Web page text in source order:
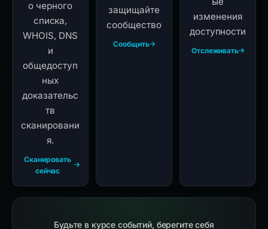
о черного
списка,
WHOIS, DNS
и
общедоступ
ных
доказательс
тв
сканировани
я.
Сканировать
сейчас
защищайте
сообщество
Сообщить
изменения
доступности
Отслеживать
Будьте в курсе событий, берегите себя